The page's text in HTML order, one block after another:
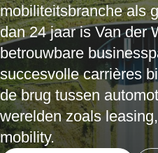
mobiliteitsbranche als
dan 24 jaar is Van der
betrouwbare
succesvolle carrières
de brug tussen
werelden zoals
mobility.